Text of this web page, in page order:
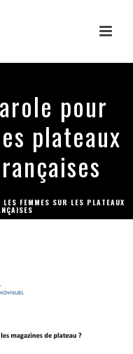
pour
plateaux
FEMMES SUR LES PLATEAUX